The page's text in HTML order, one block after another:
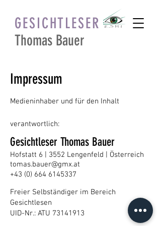
GESICHTLESER
Thomas Bauer
Impressum
Medieninhaber und für den Inhalt
verantwortlich:
Gesichtleser Thomas Bauer​
Hofstatt 6 | 3552 Lengenfeld | Österreich
tomas.bauer@gmx.at
+43 (0) 664 6145337
Freier Selbständiger im Bereich
Gesichtlesen
UID-Nr.: ATU 73141913